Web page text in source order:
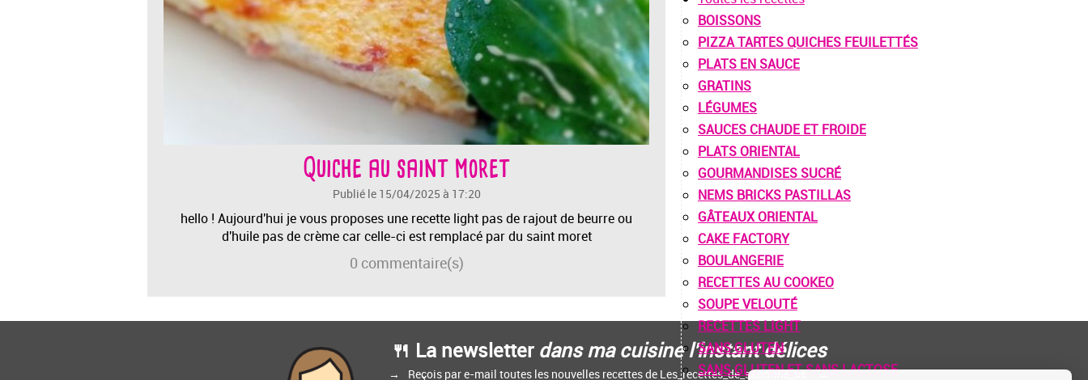
Quiche au saint moret
Publié le 15/04/2025 à 17:20
hello ! Aujourd'hui je vous proposes une recette light pas de rajout de beurre ou
d'huile pas de crème car celle-ci est remplacé par du saint moret
0 commentaire(s)
BOISSONS
PIZZA TARTES QUICHES FEUILETTÉS
PLATS EN SAUCE
GRATINS
LÉGUMES
SAUCES CHAUDE ET FROIDE
PLATS ORIENTAL
GOURMANDISES SUCRÉ
NEMS BRICKS PASTILLAS
GÂTEAUX ORIENTAL
CAKE FACTORY
BOULANGERIE
RECETTES AU COOKEO
SOUPE VELOUTÉ
RECETTES LIGHT
SANS GLUTEN
SANS GLUTEN ET SANS LACTOSE
🍴 La newsletter dans ma cuisine l'instant délices
Reçois par e-mail toutes les nouvelles recettes de Les_recettes_de_sandrine_bk.